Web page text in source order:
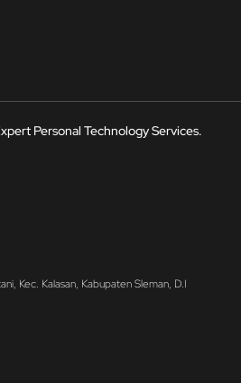
Personal Technology Services.
Kec. Kalasan, Kabupaten Sleman, D.I